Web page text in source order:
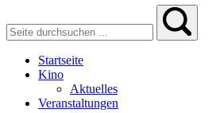
Startseite
Kino
Aktuelles
Veranstaltungen